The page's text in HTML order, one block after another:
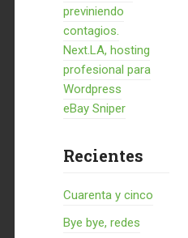
previniendo
contagios.
Next.LA, hosting
profesional para
Wordpress
eBay Sniper
Recientes
Cuarenta y cinco
Bye bye, redes